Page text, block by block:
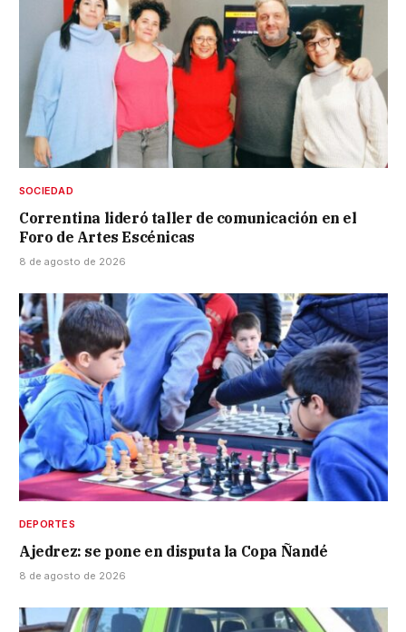
SOCIEDAD
Correntina lideró taller de comunicación en el
Foro de Artes Escénicas
8 de agosto de 2026
DEPORTES
Ajedrez: se pone en disputa la Copa Ñandé
8 de agosto de 2026